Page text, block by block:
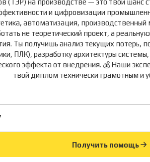
(ТЭР) на производстве — это твой шанс
и цифровизации
автоматизация,
не теоретический проект, а
Ты получишь анализ текущих потерь,
ПЛК), разработку архитектуры
эффекта от внедрения. 💰 Наши
твой диплом технически грамотным и
Получить помощь